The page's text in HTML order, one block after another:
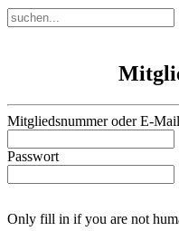
Mitgliedsnummer oder E-Mail
Passwort
Only fill in if you are not